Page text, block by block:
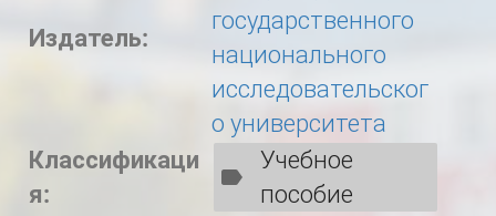
Издатель:
государственного
национального
исследовательског
о университета
Классификаци
я:
Учебное
пособие